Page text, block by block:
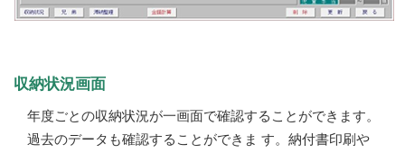
収納状況画面
年度ごとの収納状況が一画面で確認することができます。
過去のデータも確認することができま す。納付書印刷や